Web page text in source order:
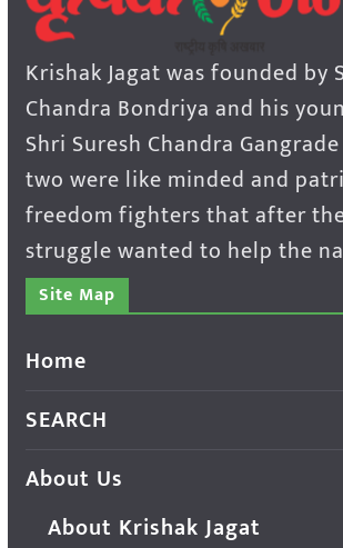
Krishak Jagat was founded by
Chandra Bondriya and his
Shri Suresh Chandra
two were like minded and
freedom fighters that after
struggle wanted to help the
Site Map
Home
SEARCH
About Us
About Krishak Jagat